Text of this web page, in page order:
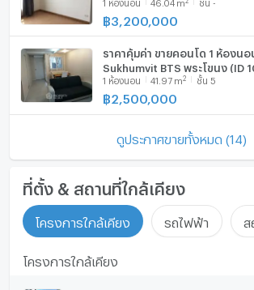
1 ห้องนอน 46.04 m ชั้น -
฿3,200,000
ราคาคุ้มค่า ขายคอนโด 1 ห้องน
Sukhumvit BTS พระโขนง (ID
1 ห้องนอน 41.97 m2 ชั้น 5
฿2,500,000
ดูประกาศขายทั้งหมด (14)
ที่ตั้ง & สถานที่ใกล้เคียง
โครงการใกล้เคียง รถไฟฟ้า ส
โครงการใกล้เคียง